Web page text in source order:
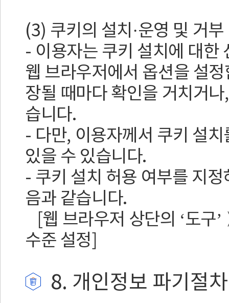
(3) 쿠키의 설치·운영 및 거부
- 이용자는 쿠키 설치에 대한
웹 브라우저에서 옵션을 설
장될 때마다 확인을 거치거
습니다.
- 다만, 이용자께서 쿠키 설
있을 수 있습니다.
- 쿠키 설치 허용 여부를 지
음과 같습니다.
[웹 브라우저 상단의 ‘도구
수준 설정]
8. 개인정보 파기절